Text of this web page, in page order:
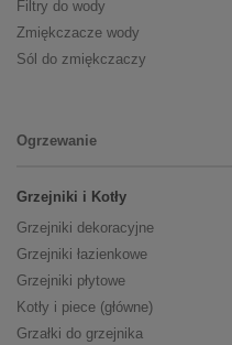
Filtry do wody
Zmiękczacze wody
Sól do zmiękczaczy
Ogrzewanie
Grzejniki i Kotły
Grzejniki dekoracyjne
Grzejniki łazienkowe
Grzejniki płytowe
Kotły i piece (główne)
Grzałki do grzejnika